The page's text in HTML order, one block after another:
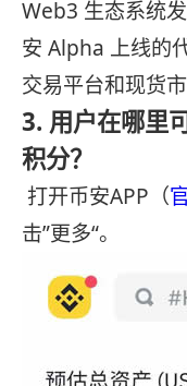
Web3 生态系统
安 Alpha 上线的
交易平台和现货
3. 用户在哪里
积分？
打开币安APP（
击”更多“。